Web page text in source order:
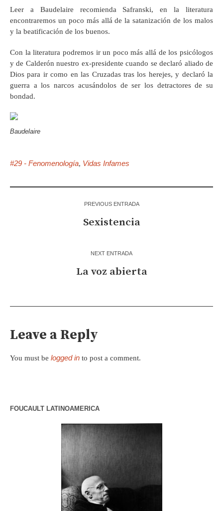
Leer a Baudelaire recomienda Safranski, en la literatura
encontraremos un poco más allá de la satanización de los malos
y la beatificación de los buenos.
Con la literatura podremos ir un poco más allá de los psicólogos
y de Calderón nuestro ex-presidente cuando se declaró aliado de
Dios para ir como en las Cruzadas tras los herejes, y declaró la
guerra a los narcos acusándolos de ser los detractores de su
bondad.
Baudelaire
#29 - Fenomenología, Vidas Infames
PREVIOUS ENTRADA
Sexistencia
NEXT ENTRADA
La voz abierta
Leave a Reply
You must be logged in to post a comment.
FOUCAULT LATINOAMERICA